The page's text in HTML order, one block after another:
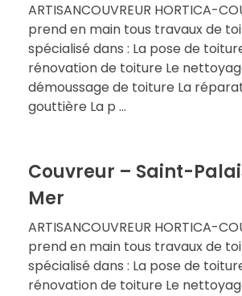
ARTISANCOUVREUR HORTICA-
prend en main tous travaux de
spécialisé dans : La pose de
rénovation de toiture Le
démoussage de toiture La
gouttière La p ...
Couvreur – Saint-
Mer
ARTISANCOUVREUR HORTICA-
prend en main tous travaux de
spécialisé dans : La pose de
rénovation de toiture Le